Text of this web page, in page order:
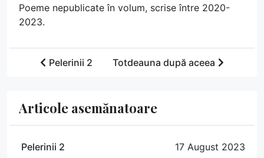
Poeme nepublicate în volum, scrise între 2020-
2023.
Pelerinii 2 Totdeauna după aceea
Articole asemănatoare
Pelerinii 2
17 August 2023